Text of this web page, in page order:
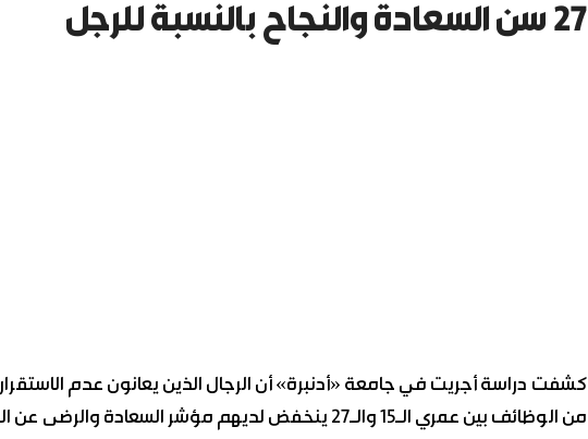
27 سن السعادة والنجاح بالنسبة للرجل
كشفت دراسة أجريت في جامعة «أدنبرة» أن الرجال الذين يعانون عدم
من الوظائف بين عمري الـ15 والـ27 ينخفض لديهم مؤشر السعادة والرضى عن النفس في وقت لاحق من الحياة.